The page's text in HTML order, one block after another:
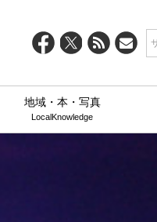
地域・本・写真
LocalKnowledge